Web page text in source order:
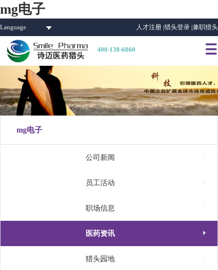
mg电子
Language 人才注册 |猎头登录 |兼职猎头
400-138-6860 
mg电子
公司新闻
员工活动
职场信息
医药资讯 
猎头园地